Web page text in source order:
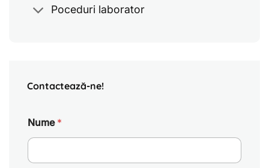
Poceduri laborator
Contactează-ne!
Nume *